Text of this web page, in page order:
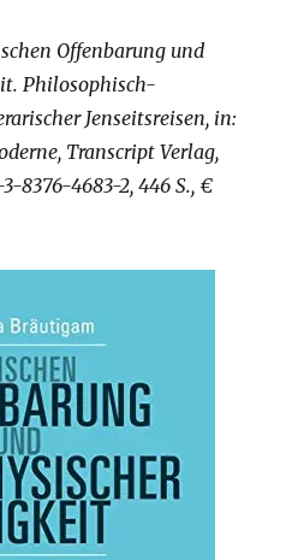
Offenbarung und
Philosophisch-
Jenseitsreisen, in:
Transcript Verlag,
8376-4683-2, 446 S., €